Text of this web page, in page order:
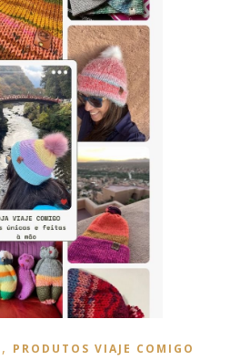
, PRODUTOS VIAJE COMIGO